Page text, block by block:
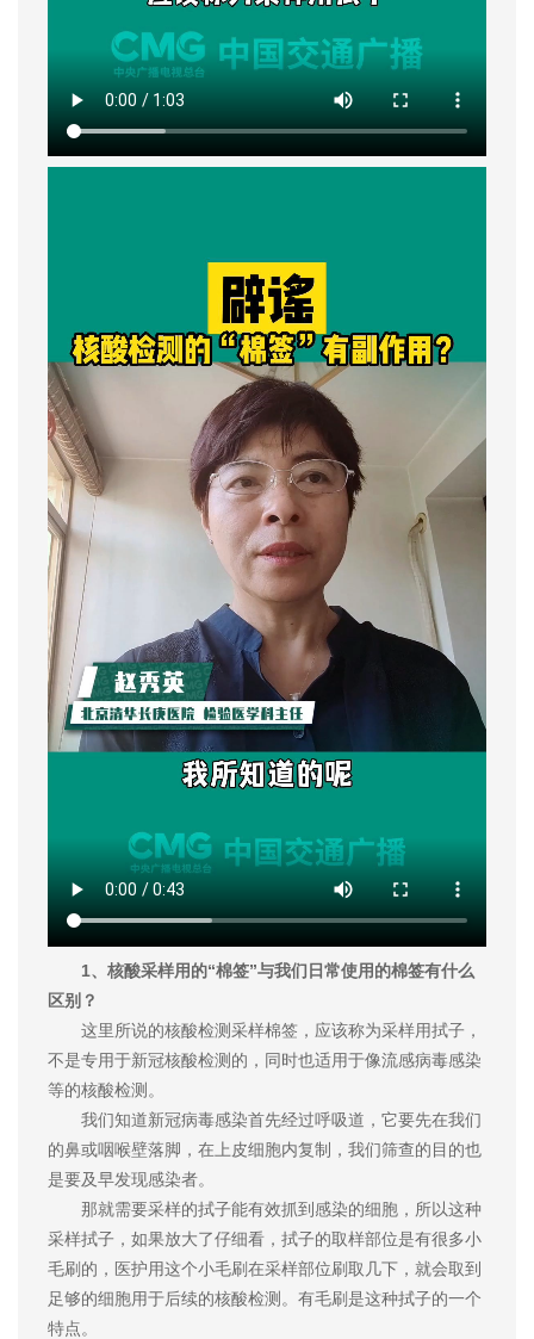
1、核酸采样用的“棉签”与我们日常使用的棉签有什么
区别？
这里所说的核酸检测采样棉签，应该称为采样用拭子，
不是专用于新冠核酸检测的，同时也适用于像流感病毒感染
等的核酸检测。
我们知道新冠病毒感染首先经过呼吸道，它要先在我们
的鼻或咽喉壁落脚，在上皮细胞内复制，我们筛查的目的也
是要及早发现感染者。
那就需要采样的拭子能有效抓到感染的细胞，所以这种
采样拭子，如果放大了仔细看，拭子的取样部位是有很多小
毛刷的，医护用这个小毛刷在采样部位刷取几下，就会取到
足够的细胞用于后续的核酸检测。有毛刷是这种拭子的一个
特点。